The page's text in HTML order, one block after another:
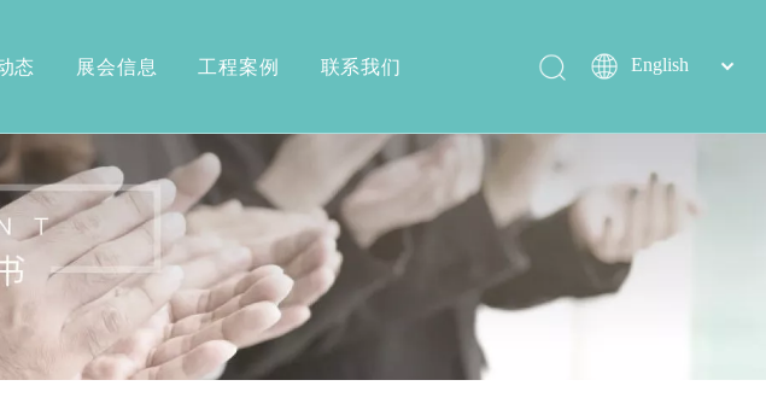
列 沐浴椅系列
生产实力
态 展会信息 工程案例 联系我们
简体中文